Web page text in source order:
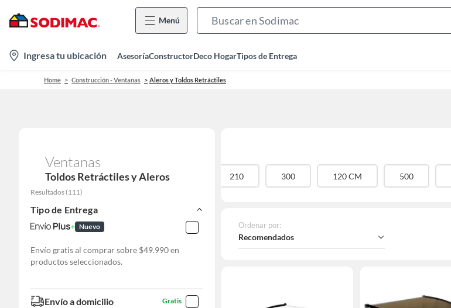
Menú
Bar
location-
icon
Ingresa tu ubicación AsesoríaConstructorDeco HogarTipos de Entrega
Home Construcción - Ventanas Aleros y Toldos Retráctiles
Ventanas
Toldos Retráctiles y Aleros
Resultados (111)
Tipo de Entrega
Nuevo
Envío gratis al comprar sobre $49.990 en
productos seleccionados.
Envío a domicilio Gratis
400 210 300 120 CM 500
Ordenar por:
Recomendados